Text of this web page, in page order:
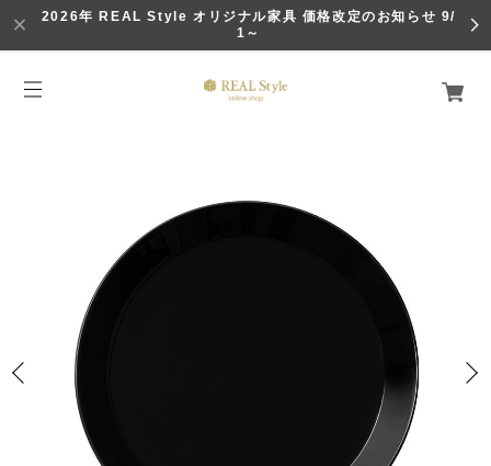
2026年 REAL Style オリジナル家具 価格改定のお知らせ 9/
1～